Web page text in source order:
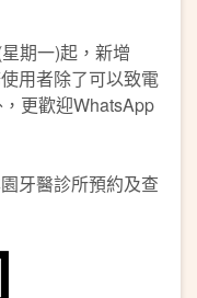
期一)起，新增
用者除了可以致電
更歡迎WhatsApp
牙醫診所預約及查